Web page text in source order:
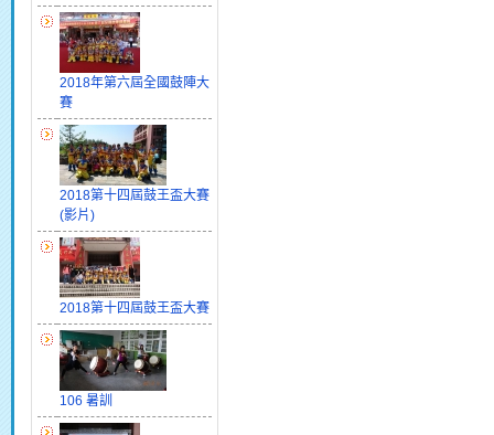
2018年第六屆全國鼓陣大
賽
2018第十四屆鼓王盃大賽
(影片)
2018第十四屆鼓王盃大賽
106 暑訓